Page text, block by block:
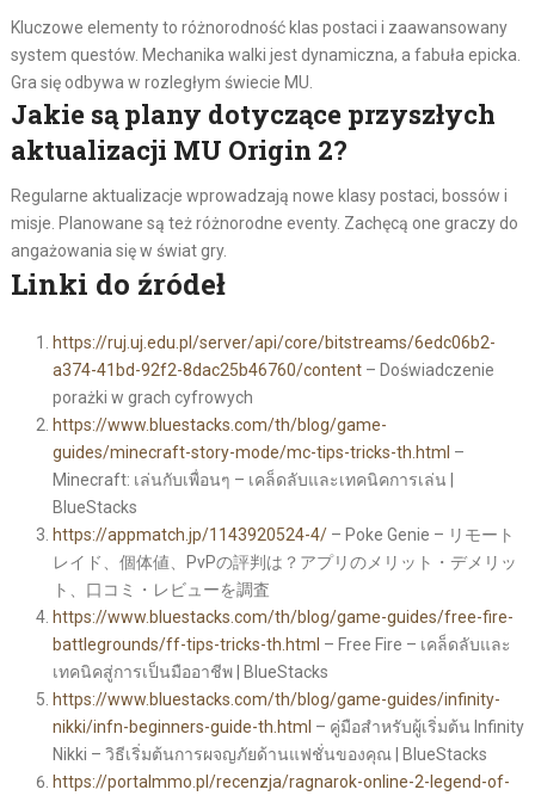
Kluczowe elementy to różnorodność klas postaci i zaawansowany
system questów. Mechanika walki jest dynamiczna, a fabuła epicka.
Gra się odbywa w rozległym świecie MU.
Jakie są plany dotyczące przyszłych
aktualizacji MU Origin 2?
Regularne aktualizacje wprowadzają nowe klasy postaci, bossów i
misje. Planowane są też różnorodne eventy. Zachęcą one graczy do
angażowania się w świat gry.
Linki do źródeł
https://ruj.uj.edu.pl/server/api/core/bitstreams/6edc06b2-
a374-41bd-92f2-8dac25b46760/content– Doświadczenie
porażki w grach cyfrowych
https://www.bluestacks.com/th/blog/game-
guides/minecraft-story-mode/mc-tips-tricks-th.html –
Minecraft: เล่นกับเพื่อนๆ – เคล็ดลับและเทคนิคการเล่น |
BlueStacks
https://appmatch.jp/1143920524-4/– Poke Genie – リモート
レイド、個体値、PvPの評判は？アプリのメリット・デメリッ
ト、口コミ・レビューを調査
https://www.bluestacks.com/th/blog/game-guides/free-fire-
battlegrounds/ff-tips-tricks-th.html – Free Fire – เคล็ดลับและ
เทคนิคสู่การเป็นมืออาชีพ | BlueStacks
https://www.bluestacks.com/th/blog/game-guides/infinity-
nikki/infn-beginners-guide-th.html – คู่มือสำหรับผู้เริ่มต้น Infinity
Nikki – วิธีเริ่มต้นการผจญภัยด้านแฟชั่นของคุณ | BlueStacks
https://portalmmo.pl/recenzja/ragnarok-online-2-legend-of-